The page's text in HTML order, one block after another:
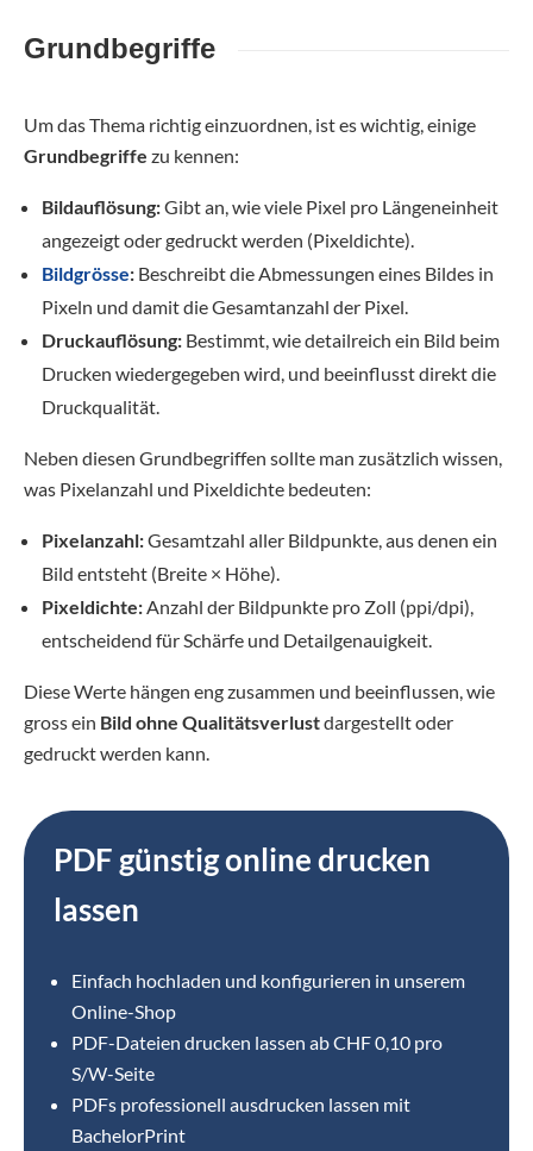
Grundbegriffe
Um das Thema richtig einzuordnen, ist es wichtig, einige
Grundbegriffe zu kennen:
Bildauflösung:Gibt an, wie viele Pixel pro Längeneinheit
angezeigt oder gedruckt werden (Pixeldichte).
Bildgrösse: Beschreibt die Abmessungen eines Bildes in
Pixeln und damit die Gesamtanzahl der Pixel.
Druckauflösung: Bestimmt, wie detailreich ein Bild beim
Drucken wiedergegeben wird, und beeinflusst direkt die
Druckqualität.
Neben diesen Grundbegriffen sollte man zusätzlich wissen,
was Pixelanzahl und Pixeldichte bedeuten:
Pixelanzahl:Gesamtzahl aller Bildpunkte, aus denen ein
Bild entsteht (Breite × Höhe).
Pixeldichte:Anzahl der Bildpunkte pro Zoll (ppi/dpi),
entscheidend für Schärfe und Detailgenauigkeit.
Diese Werte hängen eng zusammen und beeinflussen, wie
gross ein Bild ohne Qualitätsverlustdargestellt oder
gedruckt werden kann.
PDF günstig online drucken
lassen
Einfach hochladen und konfigurieren in unserem
Online-Shop
⁣PDF-Dateien drucken lassen ab CHF 0,10 pro
S/W-Seite
PDFs professionell ausdrucken lassen mit
BachelorPrint